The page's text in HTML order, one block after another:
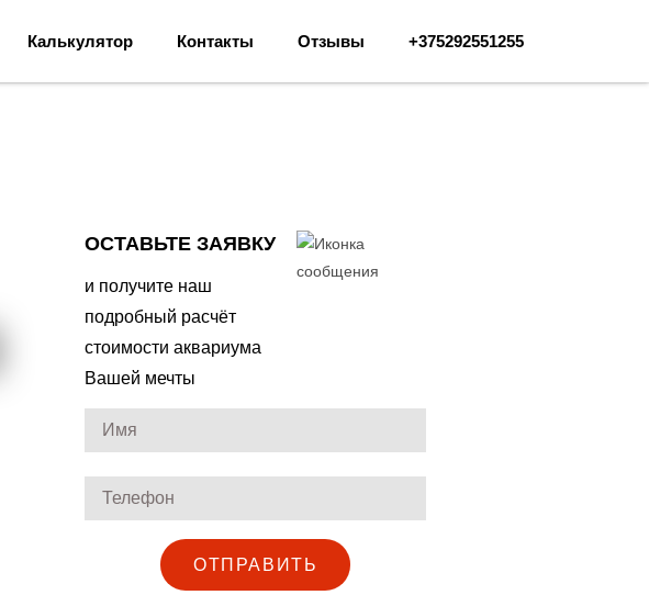
Калькулятор Контакты Отзывы +375292551255
ОСТАВЬТЕ ЗАЯВКУ
и получите наш
подробный расчёт
стоимости аквариума
Вашей мечты
ОТПРАВИТЬ